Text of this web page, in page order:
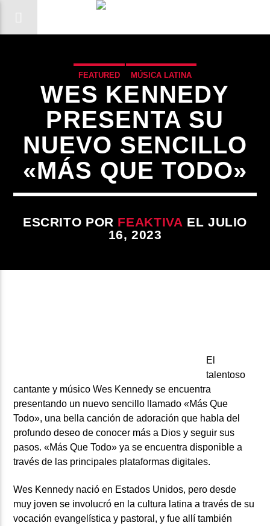
FEATURED MÚSICA LATINA
WES KENNEDY
PRESENTA SU
NUEVO SENCILLO
«MÁS QUE TODO»
ESCRITO POR FEAKTIVA EL JULIO
16, 2023
El
talentoso
cantante y músico Wes Kennedy se encuentra
presentando un nuevo sencillo llamado «Más Que
Todo», una bella canción de adoración que habla del
profundo deseo de conocer más a Dios y seguir sus
pasos. «Más Que Todo» ya se encuentra disponible a
través de las principales plataformas digitales.
Wes Kennedy nació en Estados Unidos, pero desde
muy joven se involucró en la cultura latina a través de su
vocación evangelística y pastoral, y fue allí también